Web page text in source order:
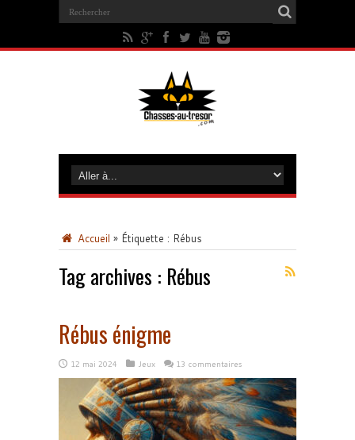
Accueil » Étiquette : Rébus
Tag archives : Rébus
Rébus énigme
12 mai 2024 Jeux 13 commentaires